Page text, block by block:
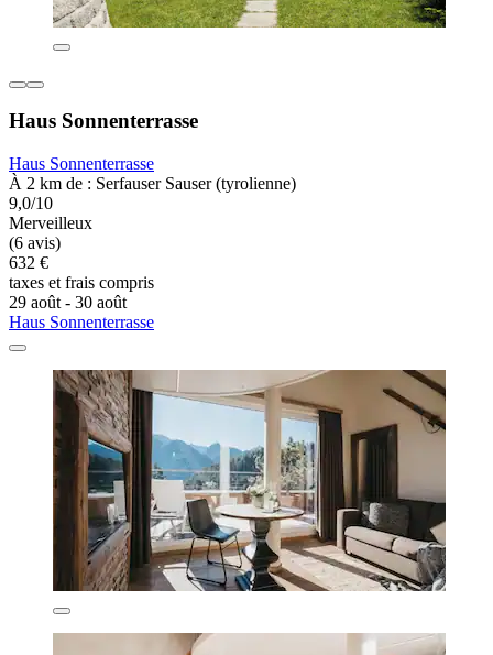
Haus Sonnenterrasse
Haus Sonnenterrasse
À 2 km de : Serfauser Sauser (tyrolienne)
9,0/10
Merveilleux
(6 avis)
632 €
taxes et frais compris
29 août - 30 août
Haus Sonnenterrasse